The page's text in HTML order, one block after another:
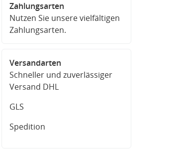
Zahlungsarten
Nutzen Sie unsere vielfältigen
Zahlungsarten.
Versandarten
Schneller und zuverlässiger
Versand DHL
GLS
Spedition